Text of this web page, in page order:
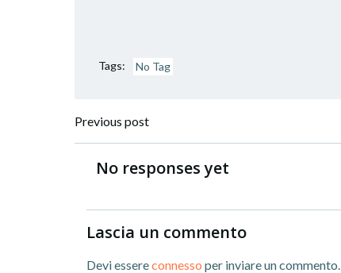
Tags: No Tag
Post
navigation
Previous post
No responses yet
Lascia un commento
Devi essereconnesso per inviare un commento.